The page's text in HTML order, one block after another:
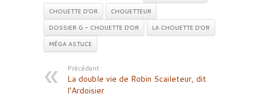
CHOUETTE D'OR
CHOUETTEUR
DOSSIER G - CHOUETTE D'OR
LA CHOUETTE D'OR
MÉGA ASTUCE
Précédent :
La double vie de Robin Scaileteur, dit
l’Ardoisier